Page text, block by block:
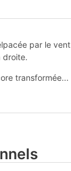
par le
droite.
transformée...